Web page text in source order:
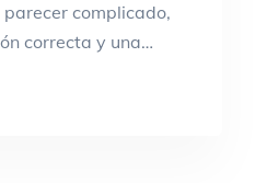
complicado,
correcta y una…